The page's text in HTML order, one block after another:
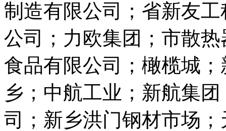
制造有限公司；省新友
公司；力欧集团；市散
食品有限公司；橄榄城
乡；中航工业；新航集
司；新乡洪门钢材市场